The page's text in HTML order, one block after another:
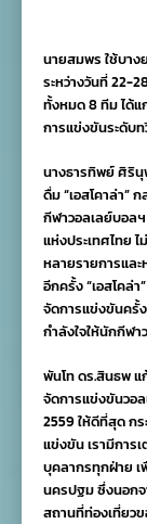
นายสมพร ใช้บาง
ระหว่างวันที่ 22-
ทั้งหมด 8 ทีม ได้แ
การแข่งขันระดับ
นางธารทิพย์ ศิรินุ
ดื่ม “เอสโคาล่า”
กีฬาวอลเลย์บอล
แห่งประเทศไทย
หลายรายการแล
อีกครั้ง “เอสโคล่
จัดการแข่งขันครั้
กำลังใจให้นักกีฬ
พันโท ดร.สินธพ แ
จัดการแข่งขันวอล
2559 ให้ดีที่สุด ก
แข่งขัน เรามีการ
บุคลากรทุกฝ่าย เ
นครปฐม ซึ่งนอกจ
สถานที่ท่องเที่ยว